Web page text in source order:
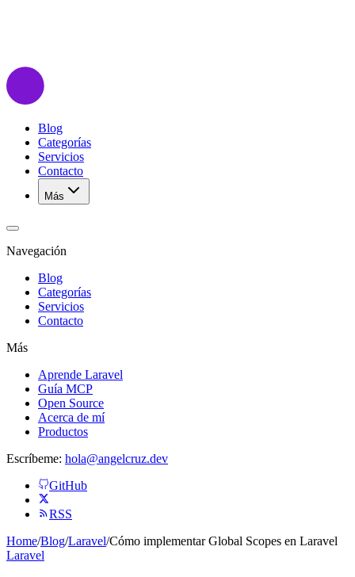
Blog
Categorías
Servicios
Contacto
Más
Navegación
Blog
Categorías
Servicios
Contacto
Más
Aprende Laravel
Guía MCP
Open Source
Acerca de mí
Productos
Escríbeme: hola@angelcruz.dev
GitHub
RSS
Home/Blog/Laravel/Cómo implementar Global Scopes en Laravel
Laravel